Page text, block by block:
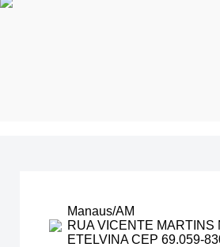
Manaus/AM
RUA VICENTE MARTINS
ETELVINA CEP 69.059-